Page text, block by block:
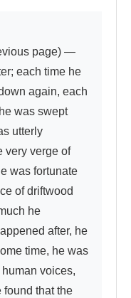
each time he
again, each
was swept
utterly
very verge of
was fortunate
of driftwood
he
after, he
time, he was
voices,
found that the